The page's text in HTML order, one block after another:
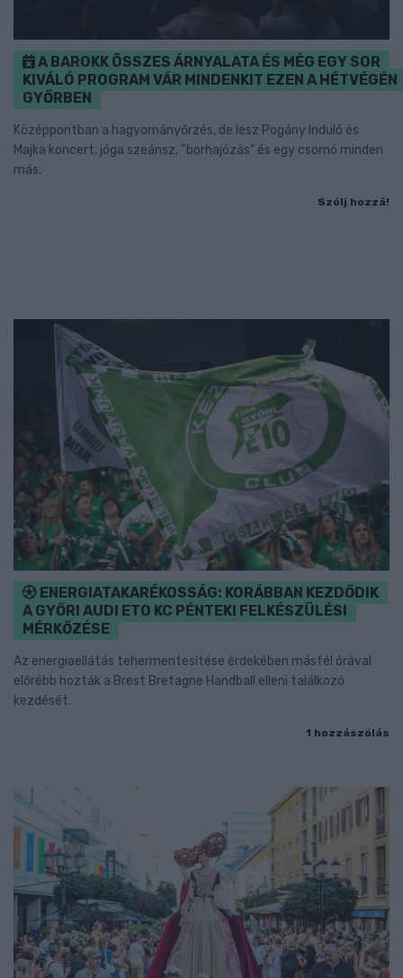
A BAROKK ÖSSZES ÁRNYALATA ÉS MÉG EGY SOR
KIVÁLÓ PROGRAM VÁR MINDENKIT EZEN A HÉTVÉGÉN
GYŐRBEN
Középpontban a hagyományőrzés, de lesz Pogány Induló és
Majka koncert, jóga szeánsz, “borhajózás” és egy csomó minden
más.
Szólj hozzá!
ENERGIATAKARÉKOSSÁG: KORÁBBAN KEZDŐDIK
A GYŐRI AUDI ETO KC PÉNTEKI FELKÉSZÜLÉSI
MÉRKŐZÉSE
Az energiaellátás tehermentesítése érdekében másfél órával
előrébb hozták a Brest Bretagne Handball elleni találkozó
kezdését.
1 hozzászólás